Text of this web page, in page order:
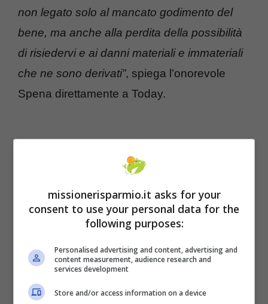
non legato solo al mancato godimento del
bene, ma anche alla perdita della possibilità
di risiedervi e ai danni materiali e immateriali
che ne sono derivati”, spiega l’onorevole
Spena direttamente a Today.
Leggi anche:
missionerisparmio.it asks for your
consent to use your personal data for the
following purposes:
Personalised advertising and content, advertising and
content measurement, audience research and
services development
Store and/or access information on a device